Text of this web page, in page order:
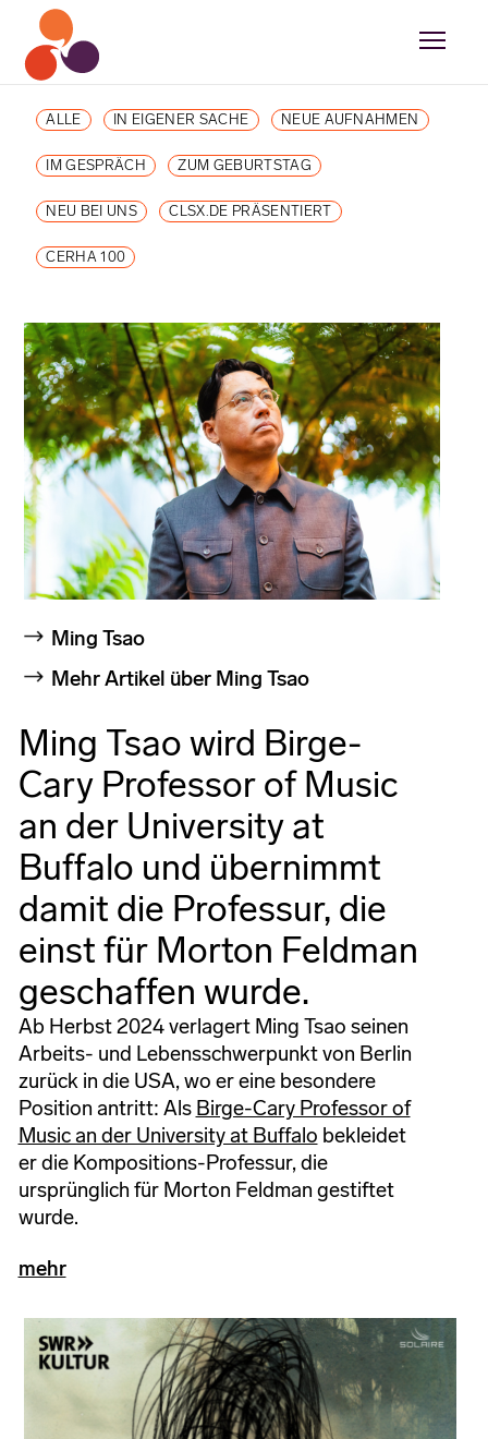
ALLE IN EIGENER SACHE NEUE AUFNAHMEN
IM GESPRÄCH ZUM GEBURTSTAG
NEU BEI UNS CLSX.DE PRÄSENTIERT
CERHA 100
Ming Tsao
Mehr Artikel über Ming Tsao
Ming Tsao wird Birge-
Cary Professor of Music
an der University at
Buffalo und übernimmt
damit die Professur, die
einst für Morton Feldman
geschaffen wurde.
Ab Herbst 2024 verlagert Ming Tsao seinen
Arbeits- und Lebensschwerpunkt von Berlin
zurück in die USA, wo er eine besondere
Position antritt: Als Birge-Cary Professor of
Music an der University at Buffalo bekleidet
er die Kompositions-Professur, die
ursprünglich für Morton Feldman gestiftet
wurde.
mehr